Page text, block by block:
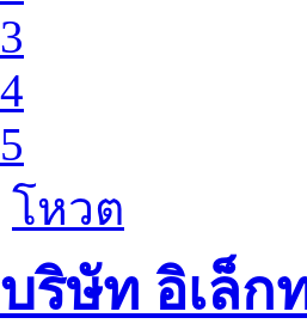
3
4
5
โหวต
บริษัท อิเล็ก